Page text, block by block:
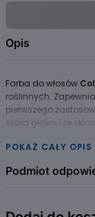
Opis
Farba do włosów
roślinnych.
pierwszego
skórą głowy i ze
POKAŻ CAŁY OPIS
Podmiot